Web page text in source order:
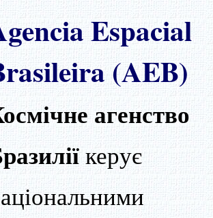
Espacial
(AEB)
агенство
керує